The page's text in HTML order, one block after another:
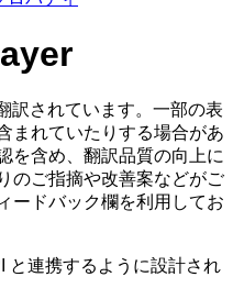
訳されています。一部の表
まれていたりする場合があ
を含め、翻訳品質の向上に
のご指摘や改善案などがご
ードバック欄を利用してお
と連携するように設計され